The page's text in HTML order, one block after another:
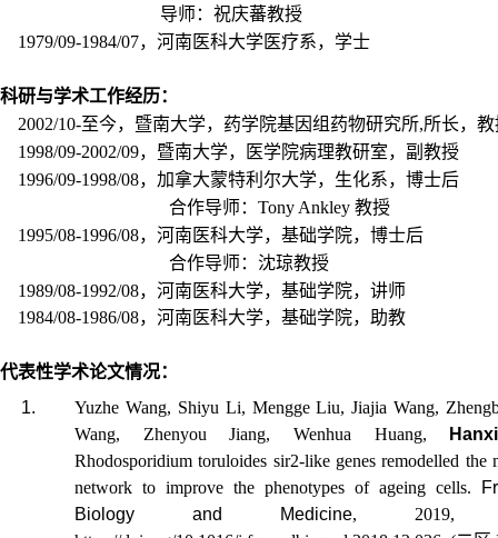
导师：祝庆蕃教授
1979/09-1984/07，河南医科大学医疗系，学士
科研与学术工作经历：
2002/10-至今，暨南大学，药学院基因组药物研究所,所长，教
1998/09-2002/09，暨南大学，医学院病理教研室，副教授
1996/09-1998/08，加拿大蒙特利尔大学，生化系，博士后
合作导师： Tony Ankley 教授
1995/08-1996/08，河南医科大学，基础学院，博士后
合作导师：沈琼教授
1989/08-1992/08，河南医科大学，基础学院，讲师
1984/08-1986/08，河南医科大学，基础学院，助教
代表性学术论文情况：
1.
Yuzhe Wang, Shiyu Li, Mengge Liu, Jiajia Wang,
Wang, Zhenyou Jiang, Wenhua Huang,
Rhodosporidium toruloides sir2-like genes remodelled the
network to improve the phenotypes of ageing cells.
Biology and Medicine, 2019,